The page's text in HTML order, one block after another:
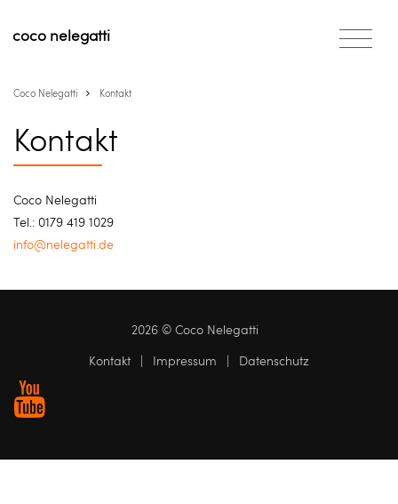
coco nelegatti
Coco Nelegatti Kontakt
Kontakt
Coco Nelegatti
Tel.: 0179 419 1029
info@nelegatti.de
2026 © Coco Nelegatti
Kontakt
| Impressum | Datenschutz